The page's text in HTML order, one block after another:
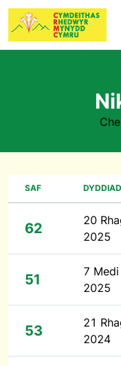
SAF DYDDIAD
62
20
2025
51
7 Medi
2025
53
21
2024